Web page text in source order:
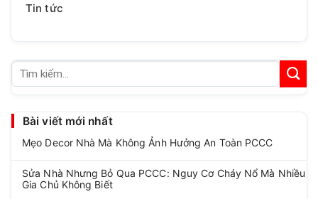
Tin tức
Tìm
kiếm:
Bài viết mới nhất
Mẹo Decor Nhà Mà Không Ảnh Hưởng An Toàn PCCC
Sửa Nhà Nhưng Bỏ Qua PCCC: Nguy Cơ Cháy Nổ Mà Nhiều
Gia Chủ Không Biết